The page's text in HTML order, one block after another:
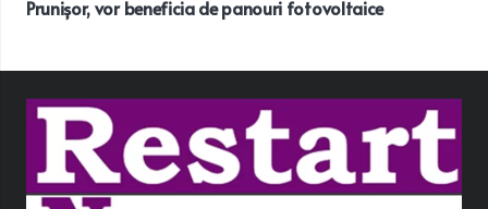
Prunișor, vor beneficia de panouri fotovoltaice